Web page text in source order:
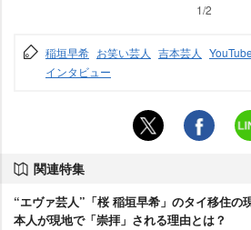
1/2
稲垣早希 お笑い芸人 吉本芸人
インタビュー
関連特集
“エヴァ芸人”「桜 稲垣早希」のタイ移住の
本人が現地で「崇拝」される理由とは？